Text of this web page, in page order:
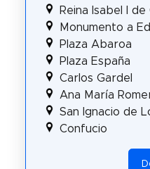
Reina Isabel I de
Monumento a
Plaza Abaroa
Plaza España
Carlos Gardel
Ana María
San Ignacio de
Confucio